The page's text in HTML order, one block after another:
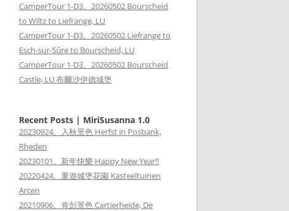
CamperTour 1-D3。20260502 Bourscheid
to Wiltz to Liefrange, LU
CamperTour 1-D3。20260502 Liefrange to
Esch-sur-Sûre to Bourscheid, LU
CamperTour 1-D3。20260502 Bourscheid
Castle, LU 布爾沙伊德城堡
Recent Posts | MiriSusanna 1.0
20230924。入秋景色 Herfst in Posbank,
Rheden
20230101。新年快樂 Happy New Year!!
20220424。重遊城堡花園 Kasteeltuinen
Arcen
20210906。肯彭景色 Cartierheide, De